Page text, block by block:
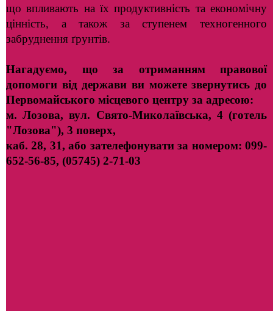
що впливають на їх продуктивність та економічну
цінність, а також за ступенем техногенного
забруднення ґрунтів.
Нагадуємо, що за отриманням правової
допомоги від держави ви можете звернутись до
Первомайського місцевого центру за адресою:
м. Лозова, вул. Свято-Миколаївська, 4 (готель
"Лозова"), 3 поверх,
каб. 28, 31, або зателефонувати за номером: 099-
652-56-85, (05745) 2-71-03